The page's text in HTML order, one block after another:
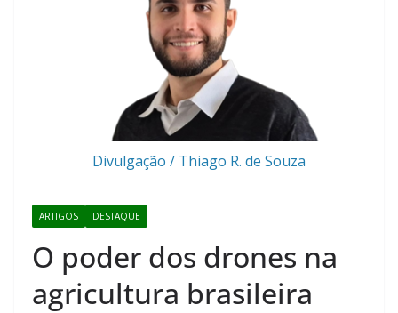
Divulgação / Thiago R. de Souza
ARTIGOS DESTAQUE
O poder dos drones na
agricultura brasileira